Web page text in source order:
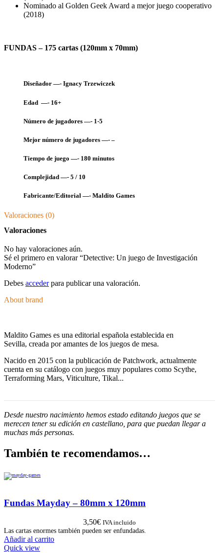
Nominado al Golden Geek Award a mejor juego cooperativo
(2018)
FUNDAS – 175 cartas (120mm x 70mm)
Diseñador —- Ignacy Trzewiczek
Edad —- 16+
Número de jugadores —- 1-5
Mejor número de jugadores —- –
Tiempo de juego —- 180 minutos
Complejidad —- 5 / 10
Fabricante/Editorial —- Maldito Games
Valoraciones (0)
Valoraciones
No hay valoraciones aún.
Sé el primero en valorar “Detective: Un juego de Investigación
Moderno”
Debes accederpara publicar una valoración.
About brand
Maldito Games es una editorial española establecida en
Sevilla, creada por amantes de los juegos de mesa.
Nacido en 2015 con la publicación de Patchwork, actualmente
cuenta en su catálogo con juegos muy populares como Scythe,
Terraforming Mars, Viticulture, Tikal...
Desde nuestro nacimiento hemos estado editando juegos que se
merecen tener su edición en castellano, para que puedan llegar a
muchas más personas.
También te recomendamos…
Fundas Mayday – 80mm x 120mm
3,50€ IVA incluido
Las cartas enormes también pueden ser enfundadas.
Añadir al carrito
Quick view